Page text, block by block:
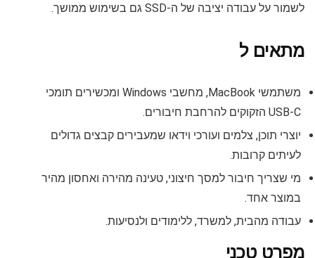
לשמור על עבודה יציבה של ה-SSD גם בשימוש ממושך.
מתאים ל
משתמשי MacBook, מחשבי Windows ומכשירים תומכי
USB-C הזקוקים להרחבת חיבורים.
יוצרי תוכן, צלמים ועורכי וידאו שמעבירים קבצים גדולים
לעיתים קרובות.
מי שצריך חיבור למסך חיצוני, טעינה מהירה ואחסון מהיר
במוצר אחד.
עבודה מהבית, למשרד, ללימודים ולנסיעות.
מפרט טכני